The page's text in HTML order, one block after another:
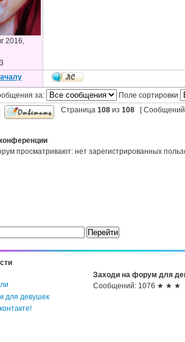
2016,
за:
Поле сортировки
Страница 108 из 108 [
просматривают: нет зарегистрированных
для девушек
Заходи на форум для
Сообщений: 1076 ★ ★ ★